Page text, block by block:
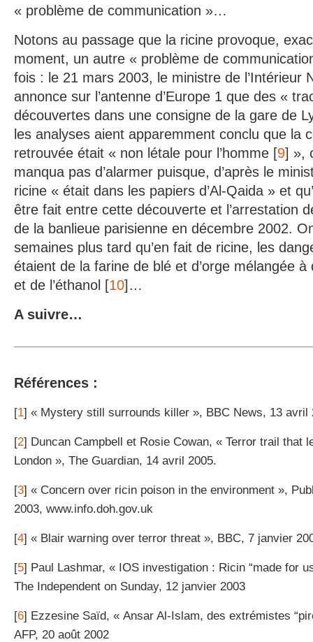
« problème de communication »…
Notons au passage que la ricine provoque,
moment, un autre « problème de
fois : le 21 mars 2003, le ministre de l’Intérieur
annonce sur l’antenne d’Europe 1 que des «
découvertes dans une consigne de la gare de
les analyses aient apparemment conclu que la
retrouvée était « non létale pour l’homme [9] »,
manqua pas d’alarmer puisque, d’après le
ricine « était dans les papiers d’Al-Qaida » et
être fait entre cette découverte et l’arrestation
de la banlieue parisienne en décembre 2002.
semaines plus tard qu’en fait de ricine, les
étaient de la farine de blé et d’orge mélangée à
et de l’éthanol [10]…
A suivre…
Références :
[1] « Mystery still surrounds killer », BBC News, 13 avril
[2] Duncan Campbell et Rosie Cowan, « Terror trail that
London », The Guardian, 14 avril 2005.
[3] « Concern over ricin poison in the environment »,
2003, www.info.doh.gov.uk
[4] « Blair warning over terror threat », BBC, 7 janvier
[5] Paul Lashmar, « IOS investigation : Ricin “made for
The Independent on Sunday, 12 janvier 2003
[6] Ezzesine Saïd, « Ansar Al-Islam, des extrémistes
AFP, 20 août 2002